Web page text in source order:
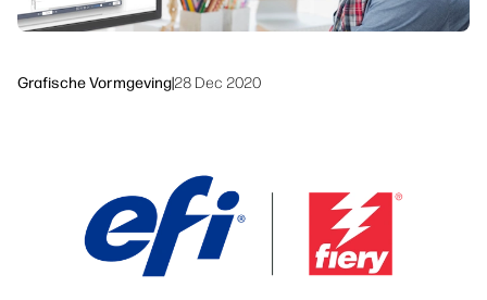
Grafische Vormgeving|28 Dec 2020